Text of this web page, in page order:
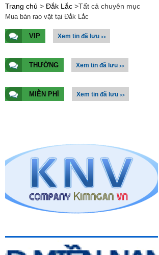
Trang chủ > Đắk Lắc >Tất cả chuyên mục
Mua bán rao vặt tại Đắk Lắc
VIP Xem tin đã lưu >>
THƯỜNG Xem tin đã lưu >>
MIỄN PHÍ Xem tin đã lưu >>